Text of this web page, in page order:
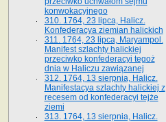
konwokacyjnego
310. 1764, 23 lipca, Halicz.
Konfederacya ziemian halickich
311. 1764, 23 lipca, Maryampol.
Manifest szlachty halickiej
przeciwko konfederacyi tegoż
dnia w Haliczu zawiązanej
312. 1764, 13 sierpnia, Halicz.
Manifestacya szlachty halickiej z
recesem od konfederacyi tejże
ziemi
313. 1764, 13 sierpnia, Halicz.